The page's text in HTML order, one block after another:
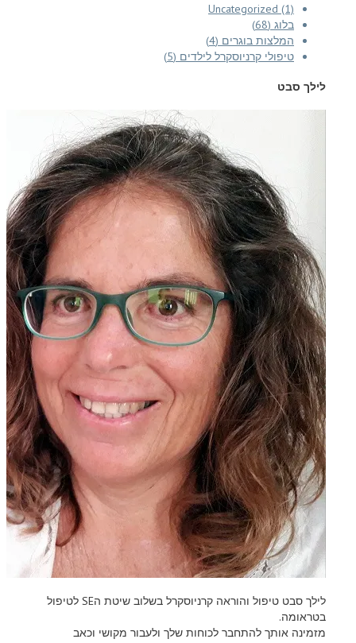
Uncategorized (1)
בלוג (68)
המלצות בוגרים (4)
טיפולי קרניוסקרל לילדים (5)
לילך סבט
לילך סבט טיפול והוראה קרניוסקרל בשלוב שיטת הSE לטיפול
בטראומה.
מזמינה אותך להתחבר לכוחות שלך ולעבור מקושי וכאב